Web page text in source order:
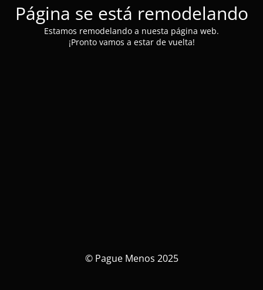
Página se está remodelando
Estamos remodelando a nuesta página web.
¡Pronto vamos a estar de vuelta!
© Pague Menos 2025